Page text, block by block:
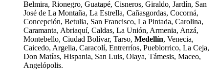
Belmira, Rionegro, Guatapé, Cisneros, Giraldo, Jardín, San
José de La Montaña, La Estrella, Cañasgordas, Cocorná,
Concepción, Betulia, San Francisco, La Pintada, Carolina,
Caramanta, Abriaquí, Caldas, La Unión, Armenia, Anzá,
Montebello, Ciudad Bolívar, Tarso, Medellín, Venecia,
Caicedo, Argelia, Caracolí, Entrerríos, Pueblorrico, La Ceja,
Don Matías, Hispania, San Luis, Olaya, Támesis, Maceo,
Angelópolis.